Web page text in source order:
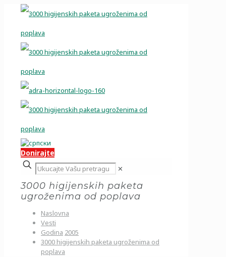
Donirajte
✕
3000 higijenskih paketa
ugroženima od poplava
Naslovna
Vesti
Godina 2005
3000 higijenskih paketa ugroženima od
poplava